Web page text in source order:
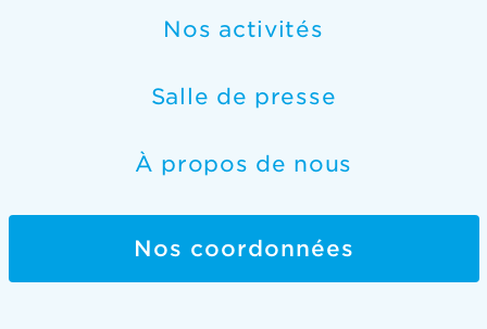
Nos activités
Salle de presse
À propos de nous
Nos coordonnées